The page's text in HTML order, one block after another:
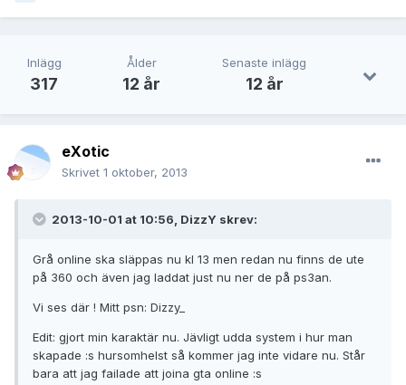
Inlägg
317
Ålder
12 år
Senaste inlägg
12 år
eXotic
Skrivet 1 oktober, 2013
2013-10-01 at 10:56, DizzY skrev:
Grå online ska släppas nu kl 13 men redan nu finns de ute
på 360 och även jag laddat just nu ner de på ps3an.
Vi ses där ! Mitt psn: Dizzy_
Edit: gjort min karaktär nu. Jävligt udda system i hur man
skapade :s hursomhelst så kommer jag inte vidare nu. Står
bara att jag failade att joina gta online :s